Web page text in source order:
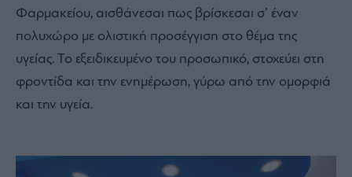
Φαρμακείου, αισθάνεσαι πως βρίσκεσαι σ’ έναν
πολυχώρο με ολιστική προσέγγιση στο θέμα της
υγείας. Το εξειδικευμένο του προσωπικό, στοχεύει στη
φροντίδα και την ενημέρωση, γύρω από την ομορφιά
και την υγεία.